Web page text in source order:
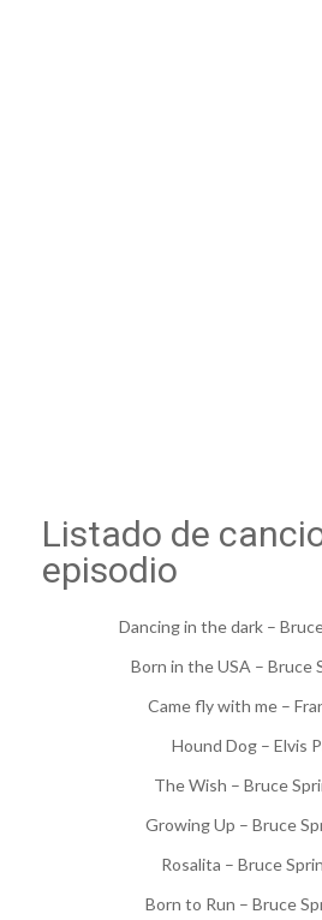
Listado de
episodio
Dancing in the dark –
Born in the USA – Bruce
Came fly with me –
Hound Dog – Elvis
The Wish – Bruce
Growing Up – Bruce
Rosalita – Bruce
Born to Run – Bruce